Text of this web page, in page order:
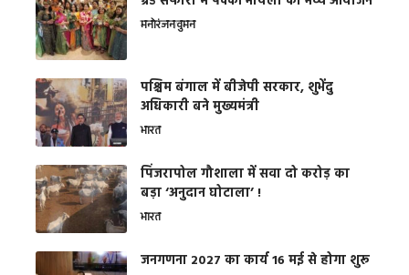
मनोरंजनवुमन
पश्चिम बंगाल में बीजेपी सरकार, शुभेंदु
अधिकारी बने मुख्यमंत्री
भारत
​पिंजरापोल गौशाला में सवा दो करोड़ का
बड़ा ‘अनुदान घोटाला’ !
भारत
जनगणना 2027 का कार्य 16 मई से होगा शुरू